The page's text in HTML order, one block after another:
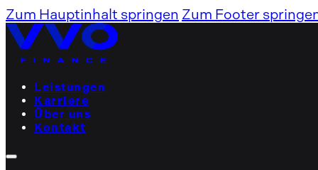
Zum Hauptinhalt springen Zum Footer
Leistungen
Karriere
Über uns
Kontakt